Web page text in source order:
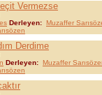
Vermezse
Derleyen: Muzaffer
Derdime
Derleyen: Muzaffer